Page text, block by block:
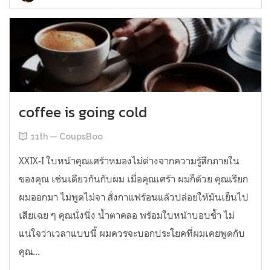
coffee is going cold
11th — CoupsBoo
XXIX-I ใบหน้าคุณเศร้าหมองไม่ต่างจากความรู้สึกภายใน
ของคุณ เช่นเดียวกันกับผม เมื่อคุณเศร้า ผมก็ด้วย คุณเรียก
ผมออกมา ไม่พูดไม่จา สั่งกาแฟร้อนแล้วปล่อยให้มันเย็นไป
เสียเฉย ๆ คุณนั่งนิ่ง น้ำตาคลอ พร้อมใบหน้าบอบช้ำ ไม่
แน่ใจว่าเวลาแบบนี้ ผมควรจะบอกประโยคที่ผมเคยพูดกับ
คุณ...